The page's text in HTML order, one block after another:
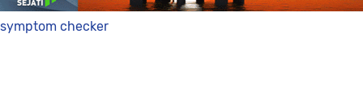
symptom checker